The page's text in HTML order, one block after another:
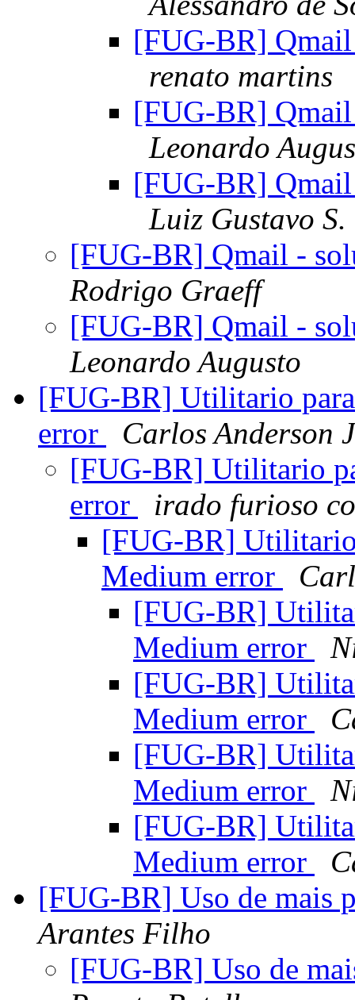
[FUG-BR] Qmail
renato martins
[FUG-BR] Qmail
Leonardo
[FUG-BR] Qmail
Luiz Gustavo S.
[FUG-BR] Qmail -
Rodrigo Graeff
[FUG-BR] Qmail -
Leonardo Augusto
[FUG-BR] Utilitario
error
Carlos Anderson
[FUG-BR] Utilitario
error
irado furioso
[FUG-BR]
Medium error
[FUG-BR]
Medium error
[FUG-BR]
Medium error
[FUG-BR]
Medium error
[FUG-BR]
Medium error
[FUG-BR] Uso de mais
Arantes Filho
[FUG-BR] Uso de